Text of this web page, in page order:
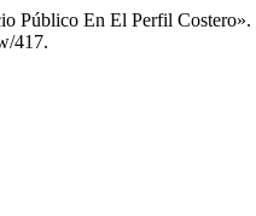
Público En El Perfil Costero».
417.